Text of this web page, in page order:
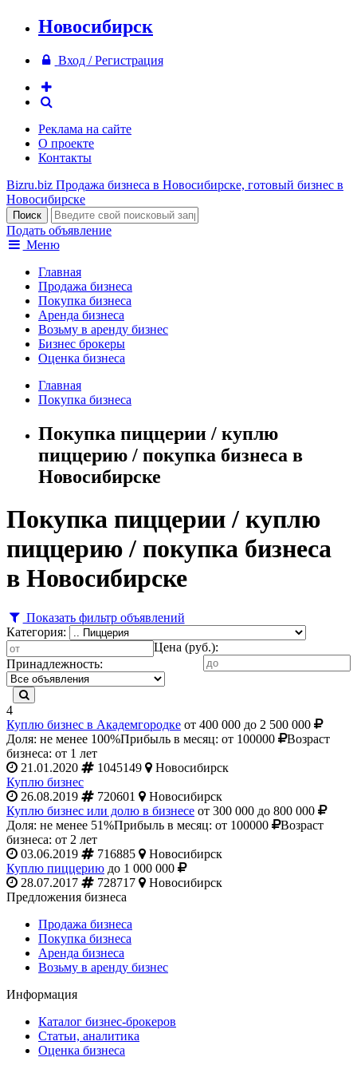
Новосибирск
Вход / Регистрация
Реклама на сайте
О проекте
Контакты
Bizru.biz Продажа бизнеса в Новосибирске, готовый бизнес в
Новосибирске
Подать объявление
Меню
Главная
Продажа бизнеса
Покупка бизнеса
Аренда бизнеса
Возьму в аренду бизнес
Бизнес брокеры
Оценка бизнеса
Главная
Покупка бизнеса
Покупка пиццерии / куплю
пиццерию / покупка бизнеса в
Новосибирске
Покупка пиццерии / куплю
пиццерию / покупка бизнеса
в Новосибирске
Показать фильтр объявлений
Категория:
Цена (руб.):
Принадлежность:
4
Куплю бизнес в Академгородке от 400 000 до 2 500 000
Доля: не менее 100%Прибыль в месяц: от 100000
Возраст
бизнеса: от 1 лет
21.01.2020
1045149
Новосибирск
Куплю бизнес
26.08.2019
720601
Новосибирск
Куплю бизнес или долю в бизнесе от 300 000 до 800 000
Доля: не менее 51%Прибыль в месяц: от 100000
Возраст
бизнеса: от 2 лет
03.06.2019
716885
Новосибирск
Куплю пиццерию до 1 000 000
28.07.2017
728717
Новосибирск
Предложения бизнеса
Продажа бизнеса
Покупка бизнеса
Аренда бизнеса
Возьму в аренду бизнес
Информация
Каталог бизнес-брокеров
Статьи, аналитика
Оценка бизнеса